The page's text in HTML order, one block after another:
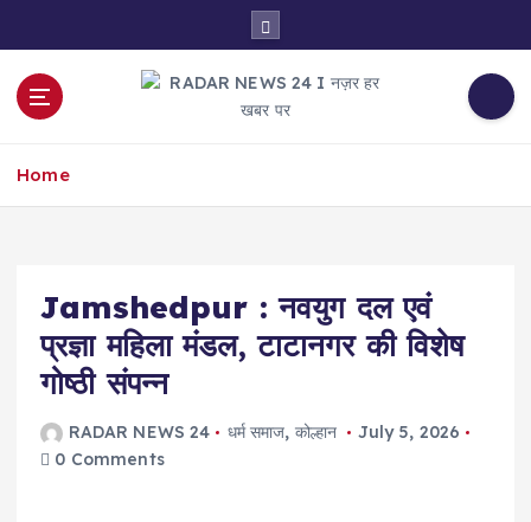
o
Home
Jamshedpur : नवयुग दल एवं
प्रज्ञा महिला मंडल, टाटानगर की विशेष
गोष्ठी संपन्न
RADAR NEWS 24 धर्म समाज, कोल्हान
July 5, 2026
0 Comments